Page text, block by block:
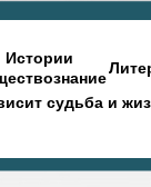
Истории
судьба и